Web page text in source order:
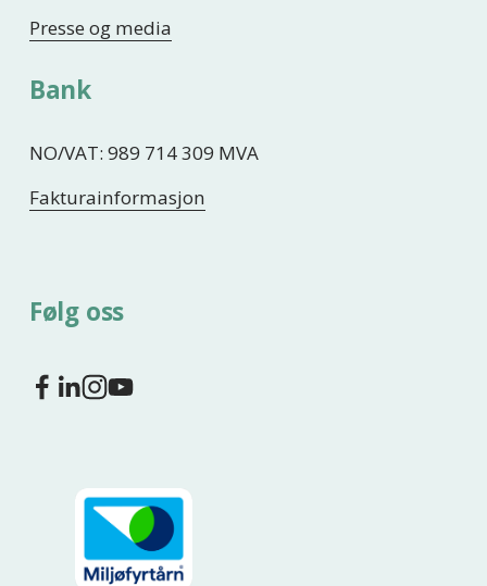
Presse og media
Bank
NO/VAT: 989 714 309 MVA
Fakturainformasjon
Følg oss